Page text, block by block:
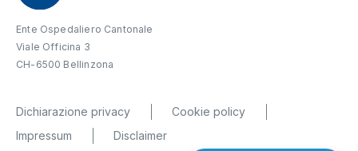
Ente Ospedaliero Cantonale
Viale Officina 3
CH-6500 Bellinzona
Dichiarazione privacy
Cookie policy
Impressum
Disclaimer